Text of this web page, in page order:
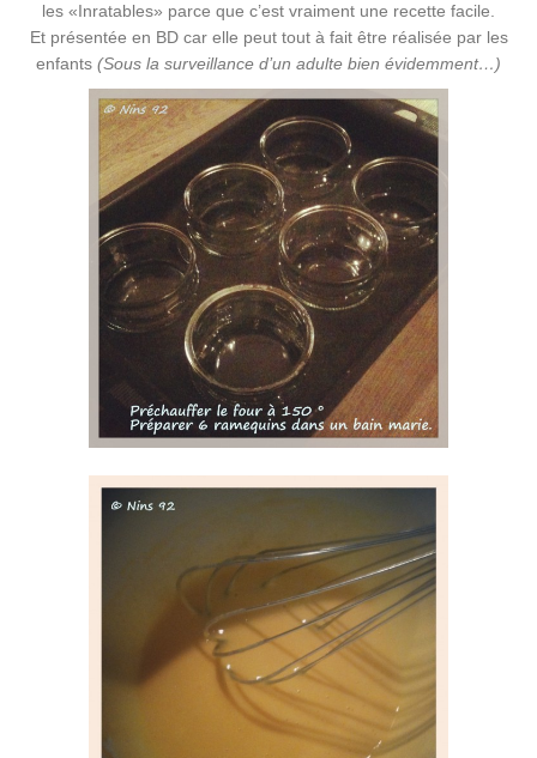
les «Inratables» parce que c’est vraiment une recette facile.
Et présentée en BD car elle peut tout à fait être réalisée par les
enfants (Sous la surveillance d’un adulte bien évidemment…)